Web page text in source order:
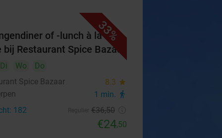
33%
of -lunch à la
bij Restaurant Spice Bazaar
Di Wo
Do
Spice Bazaar
8.3 star
1 min. directions_walk
182 €36,50
€24,50